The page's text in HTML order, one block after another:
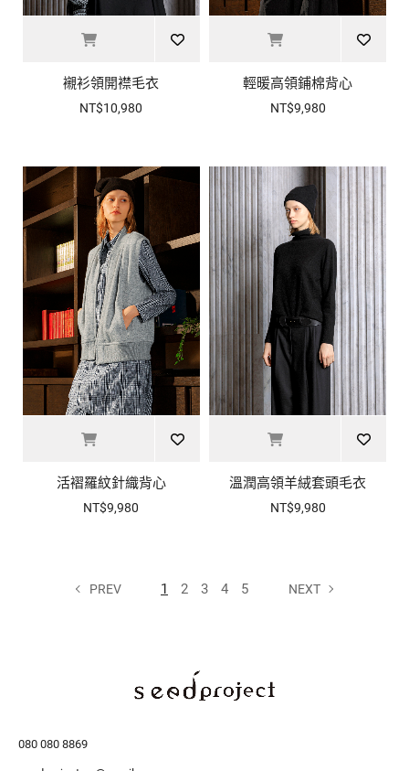
襯衫領開襟毛衣
NT$10,980
輕暖高領鋪棉背心
NT$9,980
活褶羅紋針織背心
NT$9,980
溫潤高領羊絨套頭毛衣
NT$9,980
PREV 1 2 3 4 5 NEXT
080 080 8869